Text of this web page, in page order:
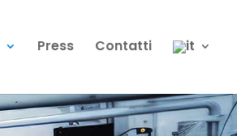
Press Contatti